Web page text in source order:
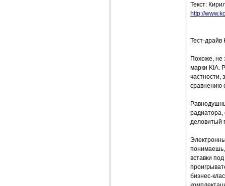
Текст:
http://
Тест-драйв
Похоже, не
марки KIA.
частности,
сравнению
радиатора,
деловитый
понимаешь,
вставки
бизнес-